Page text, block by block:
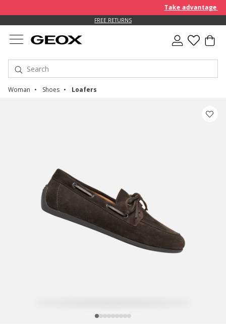
Take advantage of
FREE RETURNS
Woman Shoes Loafers